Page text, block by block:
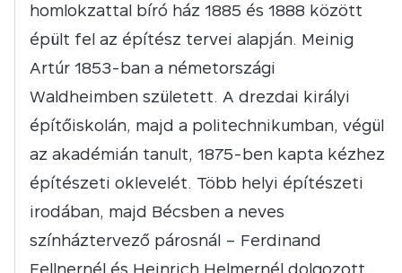
homlokzattal bíró ház 1885 és 1888 között
épült fel az építész tervei alapján. Meinig
Artúr 1853-ban a németországi
Waldheimben született. A drezdai királyi
építőiskolán, majd a politechnikumban, végül
az akadémián tanult, 1875-ben kapta kézhez
építészeti oklevelét. Több helyi építészeti
irodában, majd Bécsben a neves
színháztervező párosnál – Ferdinand
Fellnernél és Heinrich Helmernél dolgozott.